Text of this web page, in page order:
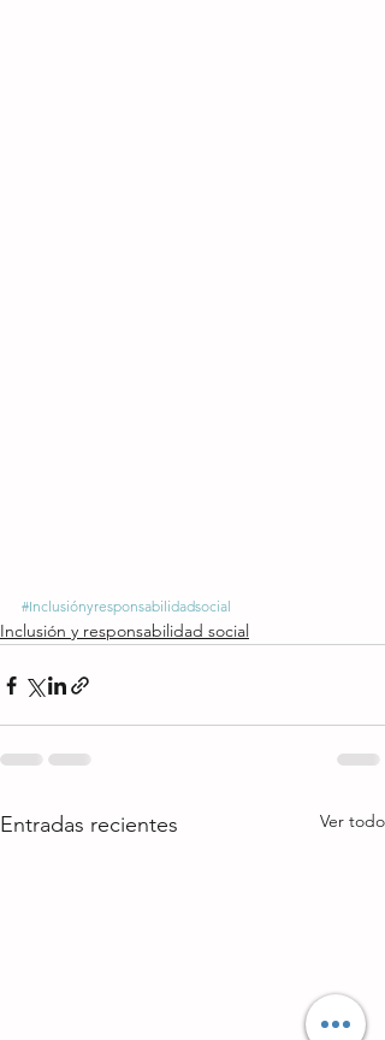
#Inclusiónyresponsabilidadsocial
Inclusión y responsabilidad social
Entradas recientes Ver todo